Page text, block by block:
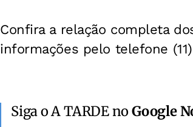
Confira a relação completa
informações pelo telefone
Siga o A TARDE noGoogle